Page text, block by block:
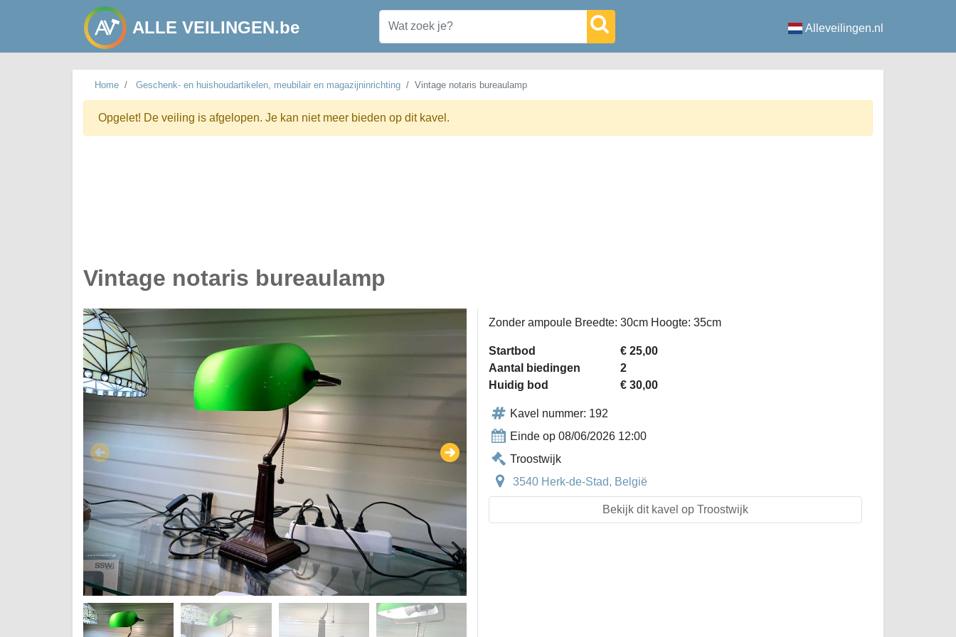
ALLE VEILINGEN.be Alleveilingen.nl
Home Geschenk- en huishoudartikelen, meubilair en magazijninrichting Vintage notaris bureaulamp
Opgelet! De veiling is afgelopen. Je kan niet meer bieden op dit kavel.
Vintage notaris bureaulamp
Zonder ampoule Breedte: 30cm Hoogte: 35cm
Startbod
€ 25,00
Aantal biedingen
2
Huidig bod
€ 30,00
Kavel nummer: 192
Einde op 08/06/2026 12:00
Troostwijk
3540 Herk-de-Stad, België
Bekijk dit kavel op Troostwijk